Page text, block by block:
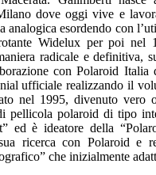
dove oggi vive e
analogica esordendo con
Widelux per poi nel
radicale e definitiva,
con Polaroid Italia
ufficiale realizzando il
nel 1995, divenuto vero
pellicola polaroid di tipo
ed è ideatore della
ricerca con Polaroid e
che inizialmente